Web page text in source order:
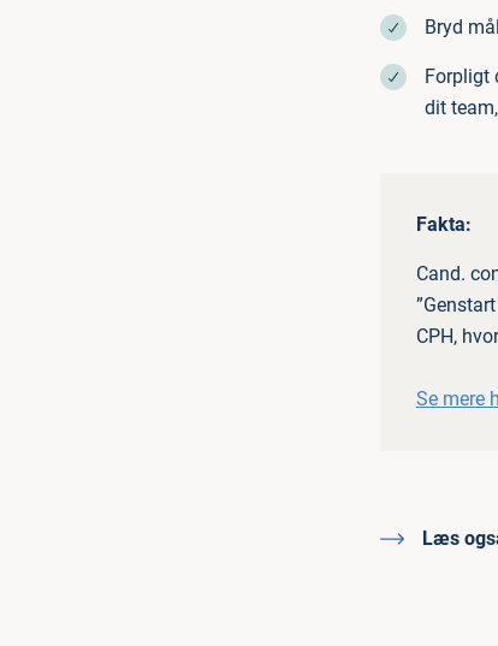
Bryd
Forpligt
dit
Fakta:
Cand.
CPH,
Se mere
Læs